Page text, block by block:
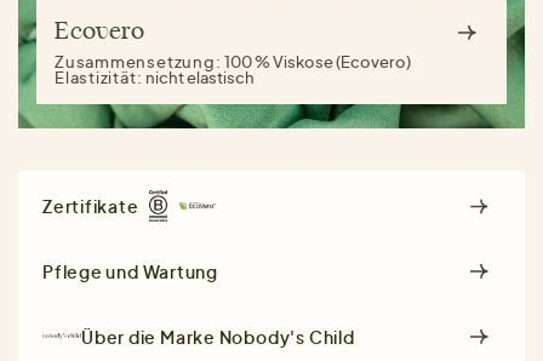
Ecovero
Zusammensetzung:100 % Viskose (Ecovero)
Elastizität: nicht elastisch
Zertifikate
Pflege und Wartung
Über die Marke Nobody's Child